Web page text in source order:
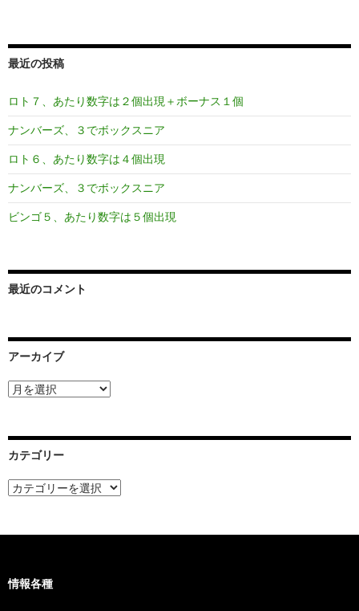
最近の投稿
ロト７、あたり数字は２個出現＋ボーナス１個
ナンバーズ、３でボックスニア
ロト６、あたり数字は４個出現
ナンバーズ、３でボックスニア
ビンゴ５、あたり数字は５個出現
最近のコメント
アーカイブ
ア
ー
ブ
カテゴリー
カ
テ
情報各種